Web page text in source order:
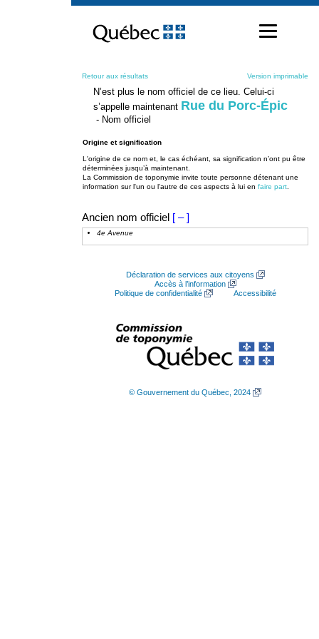
contenu
Retour aux résultats Version imprimable
N’est plus le nom officiel de ce lieu. Celui-ci
s’appelle maintenant Rue du Porc-Épic
- Nom officiel
Origine et signification
L'origine de ce nom et, le cas échéant, sa signification n’ont pu être
déterminées jusqu’à maintenant.
La Commission de toponymie invite toute personne détenant une
information sur l'un ou l'autre de ces aspects à lui en faire part
Ancien nom officiel [ – ]
4e Avenue
Déclaration de services aux citoyens
Accès à l’information
Politique de confidentialité
Accessibilité
© Gouvernement du Québec, 2024